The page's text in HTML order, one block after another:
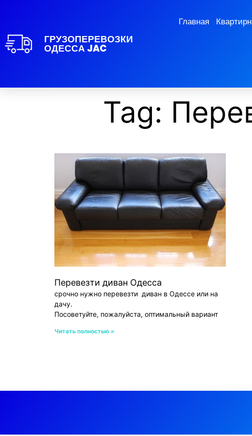
ГРУЗОПЕРЕВОЗКИ
ОДЕССА JAC
Главная
Tag:
Перевезти диван Одесса
срочно нужно перевезти диван в Одессе или на
дачу.
Посоветуйте, пожалуйста, оптимальный вариант
Читать полностью »